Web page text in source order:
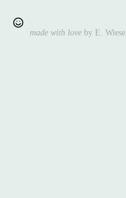
made with love by E. Wiese